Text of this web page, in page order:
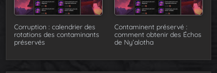
Corruption : calendrier des
rotations des contaminants
préservés
Contaminent préservé :
comment obtenir des Échos
de Ny’alotha